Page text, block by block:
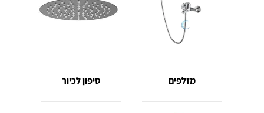
מזלפים סיפון לכיור